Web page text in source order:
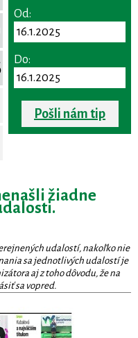
Od:
Do:
Pošli nám tip
žiadne
udalostí, nakoľko nie
sa jednotlivých udalostí je
aj z toho dôvodu, že na
sa vopred.